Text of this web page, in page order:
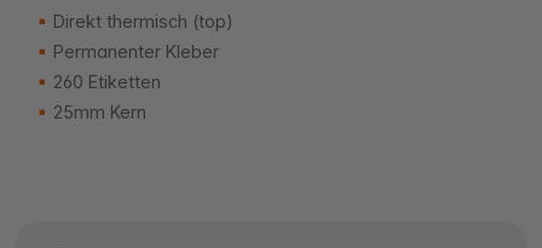
Direkt thermisch (top)
Permanenter Kleber
260 Etiketten
25mm Kern